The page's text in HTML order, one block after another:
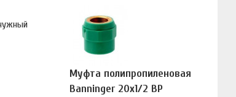
Муфта полипропиленовая
Banninger 20х1/2 ВР